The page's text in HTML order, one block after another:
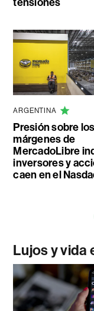
tensiones
ARGENTINA
Presión sobre los
márgenes de
MercadoLibre
inversores y
caen en el
Lujos y vida